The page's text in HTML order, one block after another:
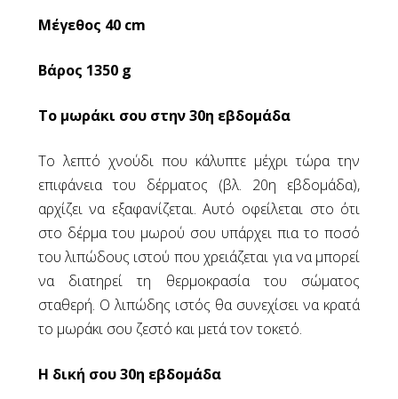
Λαπαροσκοπική Χειρουργική στην
Λαπαροσκοπική Χειρουργική στην
Λαπαροσκοπική Χειρουργική της Ακράτειας
Ενδομητρίωσης
Πρόπτωση
Πρόπτωση Μήτρας - Κόλπου
Κυστεοκήλη
Ορθοκήλη
Γιατί Λαπαροσκοπική Τεχνική στην
Πρόπτωση;
Ακράτεια Ούρων
Ακράτεια Ούρων
Μέγεθος 40 cm
Βάρος 1350 g
Το μωράκι σου στην 30η εβδομάδα
Το λεπτό χνούδι που κάλυπτε μέχρι τώρα την
επιφάνεια του δέρματος (βλ. 20η εβδομάδα),
αρχίζει να εξαφανίζεται. Αυτό οφείλεται στο ότι
στο δέρμα του μωρού σου υπάρχει πια το ποσό
του λιπώδους ιστού που χρειάζεται για να μπορεί
να διατηρεί τη θερμοκρασία του σώματος
σταθερή. Ο λιπώδης ιστός θα συνεχίσει να κρατά
το μωράκι σου ζεστό και μετά τον τοκετό.
Η δική σου 30η εβδομάδα